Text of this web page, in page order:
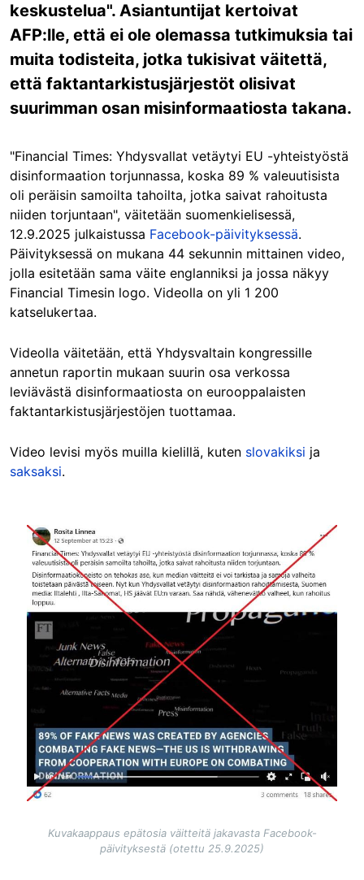
keskustelua". Asiantuntijat kertoivat
AFP:lle, että ei ole olemassa tutkimuksia tai
muita todisteita, jotka tukisivat väitettä,
että faktantarkistusjärjestöt olisivat
suurimman osan misinformaatiosta takana.
"Financial Times: Yhdysvallat vetäytyi EU -yhteistyöstä
disinformaation torjunnassa, koska 89 % valeuutisista
oli peräisin samoilta tahoilta, jotka saivat rahoitusta
niiden torjuntaan", väitetään suomenkielisessä,
12.9.2025 julkaistussa Facebook-päivityksessä.
Päivityksessä on mukana 44 sekunnin mittainen video,
jolla esitetään sama väite englanniksi ja jossa näkyy
Financial Timesin logo. Videolla on yli 1 200
katselukertaa.
Videolla väitetään, että Yhdysvaltain kongressille
annetun raportin mukaan suurin osa verkossa
leviävästä disinformaatiosta on eurooppalaisten
faktantarkistusjärjestöjen tuottamaa.
Video levisi myös muilla kielillä, kuten slovakiksi ja
saksaksi.
Image
Kuvakaappaus epätosia väitteitä jakavasta Facebook-
päivityksestä (otettu 25.9.2025)